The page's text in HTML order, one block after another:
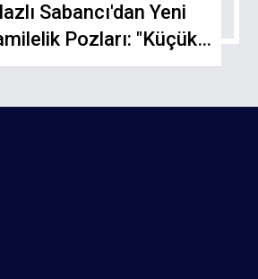
Sabancı'dan Yeni
Pozları: "Küçük
Hacı" Büyüyor